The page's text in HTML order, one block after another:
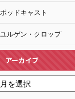
ポッドキャスト
ユルゲン・クロップ
アーカイブ